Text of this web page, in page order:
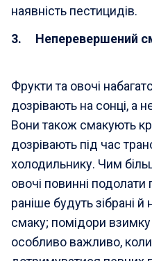
наявність пестицидів.
3. Неперевершений
Фрукти та овочі
дозрівають на сонці, а
Вони також смакують
дозрівають під час
холодильнику. Чим
овочі повинні
раніше будуть зібрані
смаку; помідори
особливо важливо, коли